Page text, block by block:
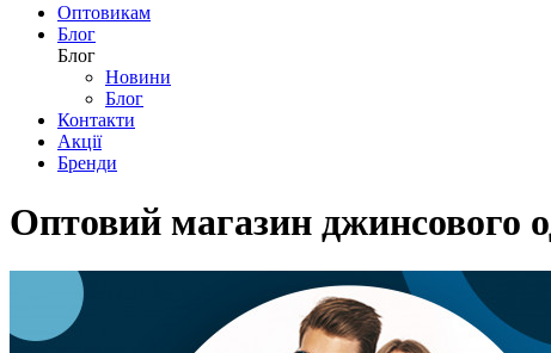
Оптовикам
Блог
Блог
Новини
Блог
Контакти
Акції
Бренди
Оптовий магазин джинсового